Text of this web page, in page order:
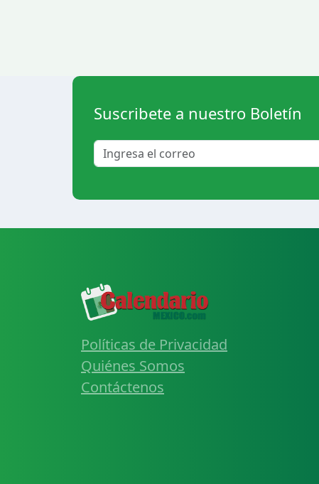
Suscribete a nuestro Boletín
Políticas de Privacidad
Quiénes Somos
Contáctenos